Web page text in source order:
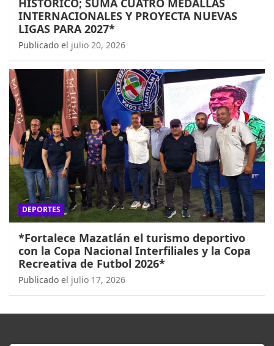
HISTÓRICO; SUMA CUATRO MEDALLAS
INTERNACIONALES Y PROYECTA NUEVAS
LIGAS PARA 2027*
Publicado el julio 20, 2026
DEPORTES
*Fortalece Mazatlán el turismo deportivo
con la Copa Nacional Interfiliales y la Copa
Recreativa de Futbol 2026*
Publicado el julio 17, 2026